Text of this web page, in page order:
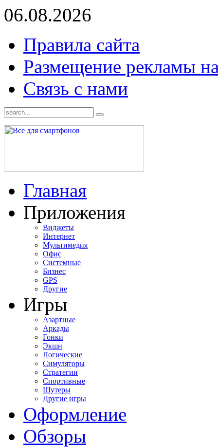
06.08.2026
Правила сайта
Размещение рекламы
Связь с нами
Главная
Приложения
Виджеты
Интернет
Мультимедия
Офис
Системные
Бизнес
GPS
Другие
Игры
Азартные
Аркады
Гонки
Экшн
Логические
Симуляторы
Стратегии
Спортивные
Шутеры
Другие игры
Оформление
Обзоры